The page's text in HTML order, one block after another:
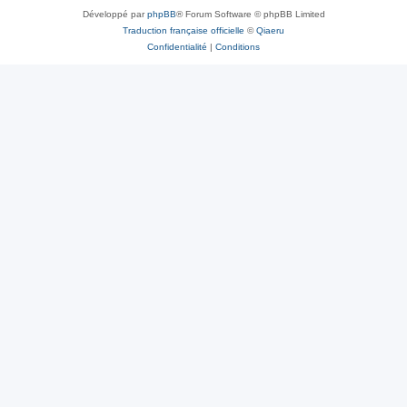
Développé parphpBB® Forum Software © phpBB Limited
Traduction française officielle ©Qiaeru
Confidentialité | Conditions